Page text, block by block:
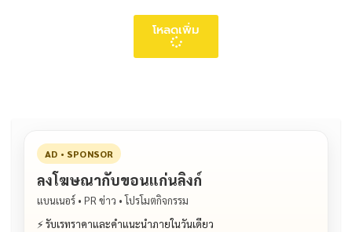
โหลดเพิ่ม
AD • SPONSOR
ลงโฆษณากับขอนแก่นลิงก์
แบนเนอร์ • PR ข่าว • โปรโมตกิจกรรม
⚡ รับเรทราคาและคำแนะนำภายในวันเดียว